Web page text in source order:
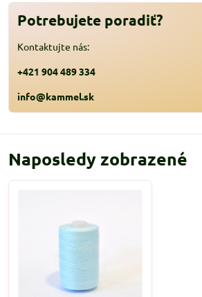
Potrebujete poradiť?
Kontaktujte nás:
+421 904 489 334
info@kammel.sk
Naposledy zobrazené